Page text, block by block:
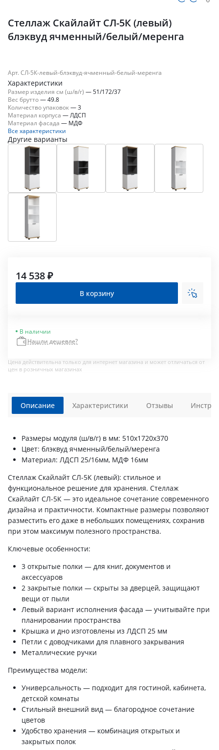
Стеллаж Скайлайт СЛ-5К (левый)
блэквуд ячменный/белый/меренга
Арт. СЛ-5К-левый-блэквуд-ячменный-белый-меренга
Характеристики
Размер изделия см (ш/в/г) — 51/172/37
Вес брутто—49.8
Количество упаковок—3
Материал корпуса — ЛДСП
Материал фасада — МДФ
Все характеристики
Другие варианты
14 538 ₽
В корзину
В наличии
Нашли дешевле?
Цена действительна только для интернет магазина и может отличаться от
цен в розничных магазинах
Описание
Размеры модуля (ш/в/г) в мм: 510х1720х370
Цвет: блэквуд ячменный/белый/меренга
Материал: ЛДСП 25/16мм, МДФ 16мм
Стеллаж Скайлайт СЛ-5К (левый): стильное и
функциональное решение для хранения. Стеллаж
Скайлайт СЛ-5К — это идеальное сочетание современного
дизайна и практичности. Компактные размеры позволяют
разместить его даже в небольших помещениях, сохранив
при этом максимум полезного пространства.
Ключевые особенности:
3 открытые полки — для книг, документов и
аксессуаров
2 закрытые полки — скрыты за дверцей, защищают
вещи от пыли
Левый вариант исполнения фасада — учитывайте при
планировании пространства
Крышка и дно изготовлены из ЛДСП 25 мм
Петли с доводчиками для плавного закрывания
Металлические ручки
Преимущества модели:
Универсальность — подходит для гостиной, кабинета,
детской комнаты
Стильный внешний вид — благородное сочетание
цветов
Удобство хранения — комбинация открытых и
закрытых полок
Характеристики Отзывы